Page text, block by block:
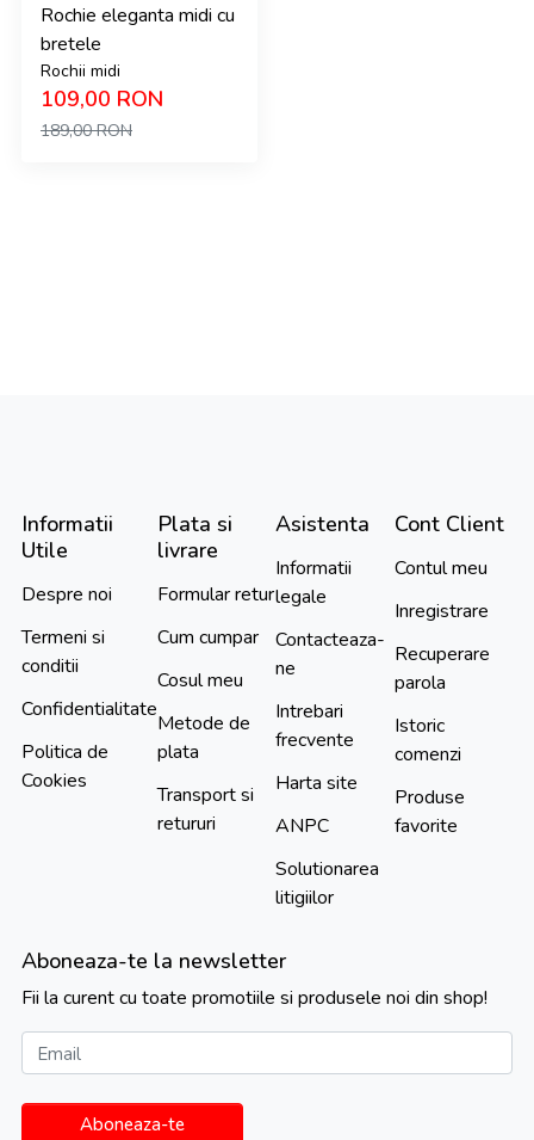
Rochie eleganta midi cu
bretele
Rochii midi
109,00 RON
189,00RON
Informatii
Utile
Despre noi
Termeni si
conditii
Confidentialitate
Politica de
Cookies
Plata si
livrare
Formular retur
Cum cumpar
Cosul meu
Metode de
plata
Transport si
retururi
Asistenta
Informatii
legale
Contacteaza-
ne
Intrebari
frecvente
Harta site
ANPC
Solutionarea
litigiilor
Cont Client
Contul meu
Inregistrare
Recuperare
parola
Istoric
comenzi
Produse
favorite
Aboneaza-te la newsletter
Fii la curent cu toate promotiile si produsele noi din shop!
Email
Aboneaza-te